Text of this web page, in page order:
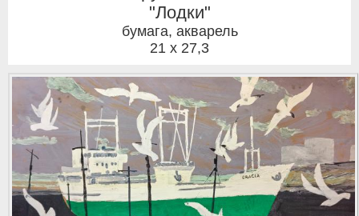
"Лодки"
бумага, акварель
21 x 27,3